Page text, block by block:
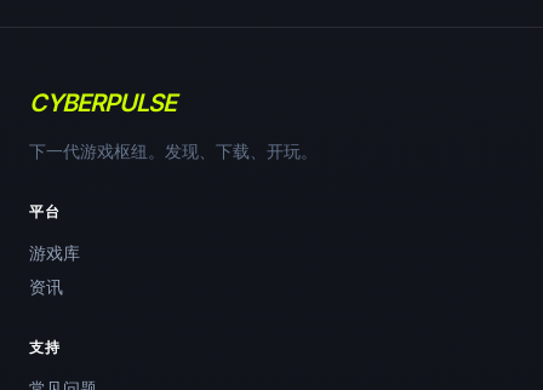
CYBERPULSE
下一代游戏枢纽。发现、下载、开玩。
平台
游戏库
资讯
支持